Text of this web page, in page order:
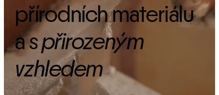
přírodních materiálu
a s přirozeným
vzhledem